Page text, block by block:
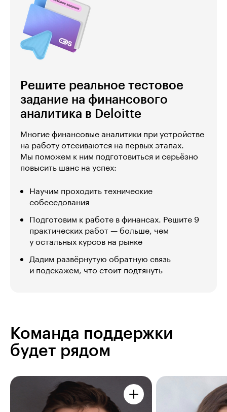
Решите реальное тестовое
задание на финансового
аналитика в Deloitte
Многие финансовые аналитики при устройстве
на работу отсеиваются на первых этапах.
Мы поможем к ним подготовиться и серьёзно
повысить шанс на успех:
Научим проходить технические
собеседования
Подготовим к работе в финансах. Решите 9
практических работ — больше, чем
у остальных курсов на рынке
Дадим развёрнутую обратную связь
и подскажем, что стоит подтянуть
Команда поддержки
будет рядом